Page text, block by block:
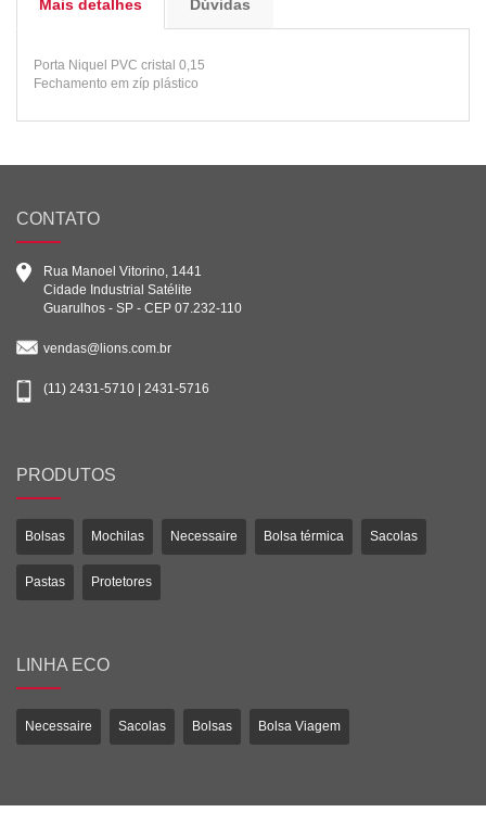
Mais detalhes Dúvidas
Porta Niquel PVC cristal 0,15
Fechamento em zíp plástico
CONTATO
Rua Manoel Vitorino, 1441
Cidade Industrial Satélite
Guarulhos - SP - CEP 07.232-110
vendas@lions.com.br
(11) 2431-5710 | 2431-5716
PRODUTOS
Bolsas Mochilas Necessaire Bolsa térmica Sacolas
Pastas Protetores
LINHA ECO
Necessaire Sacolas Bolsas Bolsa Viagem